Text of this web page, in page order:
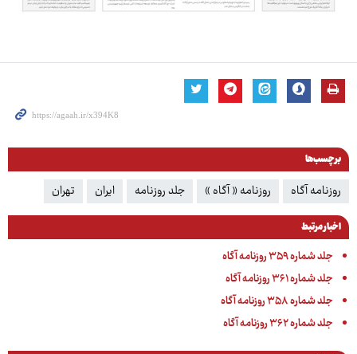
برچسب‌ها
روزنامه آگاه روزنامه « آگاه » جلد روزنامه ایران تهران
اخبار مرتبط
جلد شماره ۳۵۹ روزنامه آگاه
جلد شماره ۳۶۱ روزنامه آگاه
جلد شماره ۳۵۸ روزنامه آگاه
جلد شماره ۳۶۲ روزنامه آگاه